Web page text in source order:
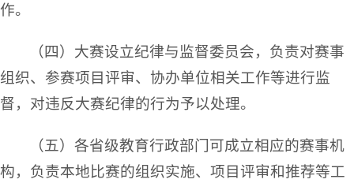
作。
（四）大赛设立纪律与监督委员会，负责对赛事
组织、参赛项目评审、协办单位相关工作等进行监
督，对违反大赛纪律的行为予以处理。
（五）各省级教育行政部门可成立相应的赛事机
构，负责本地比赛的组织实施、项目评审和推荐等工